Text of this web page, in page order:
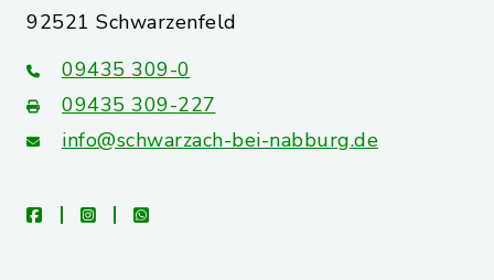
92521 Schwarzenfeld
09435 309-0
09435 309-227
info@schwarzach-bei-nabburg.de
facebookinstagramwhatsapp